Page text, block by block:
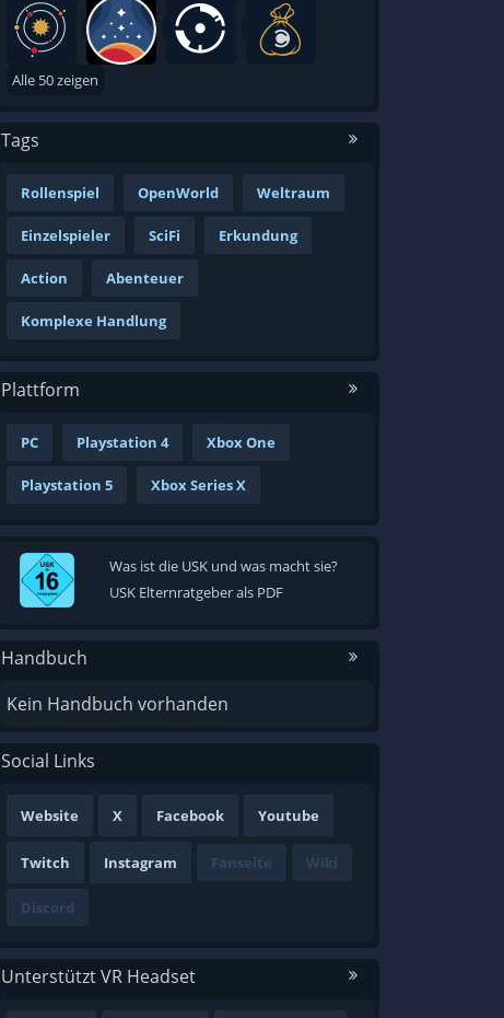
Alle 50 zeigen
Tags
Rollenspiel OpenWorld Weltraum
Einzelspieler SciFi Erkundung
Action Abenteuer
Komplexe Handlung
Plattform
PC Playstation 4 Xbox One
Playstation 5 Xbox Series X
Was ist die USK und was macht sie?
USK Elternratgeber als PDF
Handbuch
Kein Handbuch vorhanden
Social Links
Website X Facebook Youtube
Twitch Instagram Fanseite Wiki
Discord
Unterstützt VR Headset